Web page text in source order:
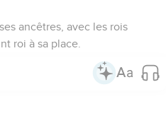
ancêtres, avec les rois
roi à sa place.